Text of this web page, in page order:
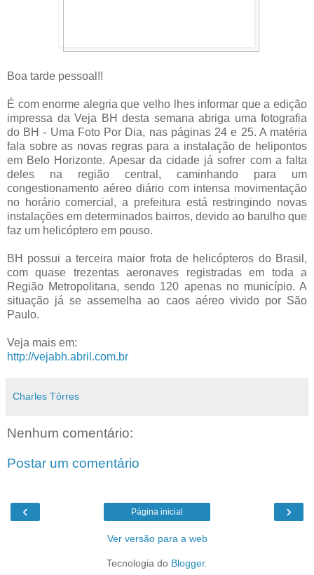
Boa tarde pessoal!!
É com enorme alegria que velho lhes informar que a edição
impressa da Veja BH desta semana abriga uma fotografia
do BH - Uma Foto Por Dia, nas páginas 24 e 25. A matéria
fala sobre as novas regras para a instalação de helipontos
em Belo Horizonte. Apesar da cidade já sofrer com a falta
deles na região central, caminhando para um
congestionamento aéreo diário com intensa movimentação
no horário comercial, a prefeitura está restringindo novas
instalações em determinados bairros, devido ao barulho que
faz um helicóptero em pouso.
BH possui a terceira maior frota de helicópteros do Brasil,
com quase trezentas aeronaves registradas em toda a
Região Metropolitana, sendo 120 apenas no município. A
situação já se assemelha ao caos aéreo vivido por São
Paulo.
Veja mais em:
http://vejabh.abril.com.br
Charles Tôrres
Nenhum comentário:
Postar um comentário
‹ ›
Página inicial
Ver versão para a web
Tecnologia do Blogger.